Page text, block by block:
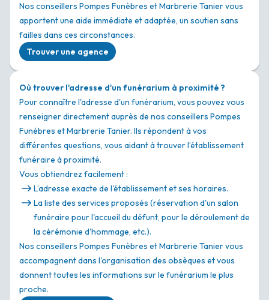
Nos conseillers Pompes Funèbres et Marbrerie Tanier vous
apportent une aide immédiate et adaptée, un soutien sans
failles dans ces circonstances.
Trouver une agence
Où trouver l'adresse d'un funérarium à proximité ?
Pour connaître l'adresse d'un funérarium, vous pouvez vous
renseigner directement auprès de nos conseillers Pompes
Funèbres et Marbrerie Tanier. Ils répondent à vos
différentes questions, vous aidant à trouver l’établissement
funéraire à proximité.
Vous obtiendrez facilement :
L’adresse exacte de l'établissement et ses horaires.
La liste des services proposés (réservation d'un salon
funéraire pour l'accueil du défunt, pour le déroulement de
la cérémonie d'hommage, etc.).
Nos conseillers Pompes Funèbres et Marbrerie Tanier vous
accompagnent dans l'organisation des obsèques et vous
donnent toutes les informations sur le funérarium le plus
proche.